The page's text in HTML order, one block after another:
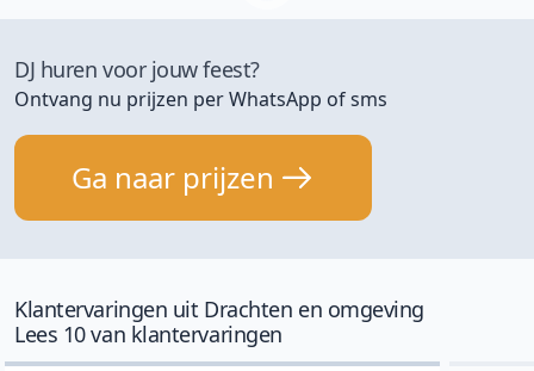
DJ huren voor jouw feest?
Ontvang nu prijzen per WhatsApp of sms
Ga naar prijzen
Klantervaringen uit Drachten en omgeving
Lees 10 van klantervaringen